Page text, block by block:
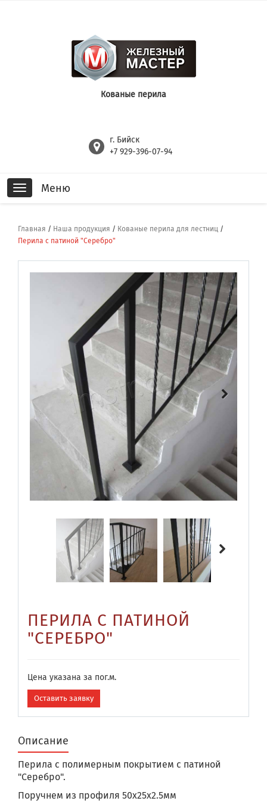
Кованые перила
г. Бийск
+7 929-396-07-94
Toggle
navigation
Меню
Главная / Наша продукция / Кованые перила для лестниц /
Перила с патиной "Серебро"
ПЕРИЛА С ПАТИНОЙ
"СЕРЕБРО"
Цена указана за пог.м.
Оставить заявку
Описание
Перила с полимерным покрытием с патиной
"Серебро".
Поручнем из профиля 50х25х2.5мм